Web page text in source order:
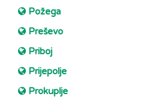
Požega
Preševo
Priboj
Prijepolje
Prokuplje